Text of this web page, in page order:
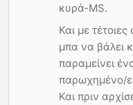
κυρά-MS.
Και με
μπα να βάλει
παραμείνει
παρωχημένο/
Και πριν